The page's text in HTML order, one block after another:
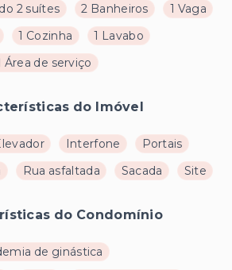
2 suítes 2 Banheiros
1 Vaga
1 Cozinha
1 Lavabo
Área de serviço
do Imóvel
Interfone
Portais
Rua asfaltada Sacada Site
do Condomínio
de ginástica